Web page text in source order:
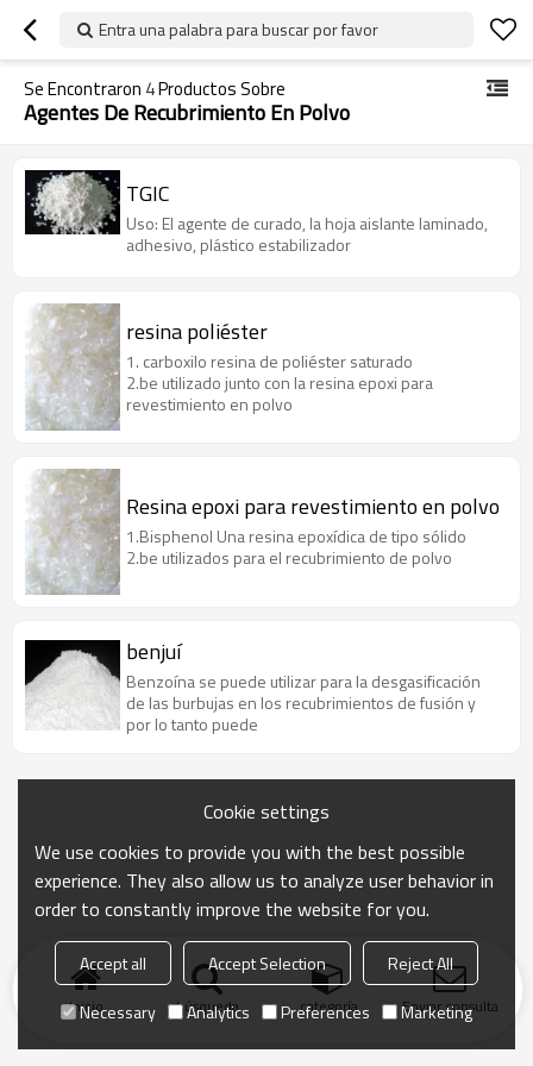
Entra una palabra para buscar por favor
Se Encontraron 4Productos Sobre
Agentes De Recubrimiento En Polvo
TGIC
Uso: El agente de curado, la hoja aislante laminado,
adhesivo, plástico estabilizador
resina poliéster
1. carboxilo resina de poliéster saturado
2.be utilizado junto con la resina epoxi para
revestimiento en polvo
Resina epoxi para revestimiento en polvo
1.Bisphenol Una resina epoxídica de tipo sólido
2.be utilizados para el recubrimiento de polvo
benjuí
Benzoína se puede utilizar para la desgasificación
de las burbujas en los recubrimientos de fusión y
por lo tanto puede
Inicio búsqueda categoría Enviar consulta
Cookie settings
We use cookies to provide you with the best possible
experience. They also allow us to analyze user behavior in
order to constantly improve the website for you.
Accept all Accept Selection
Reject All
Necessary
Analytics Preferences Marketing